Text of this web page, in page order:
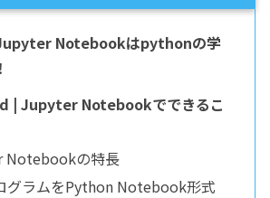
Notebookはpythonの学
| Jupyter Notebookでできるこ
Notebookの特長
グラムをPython Notebook形式